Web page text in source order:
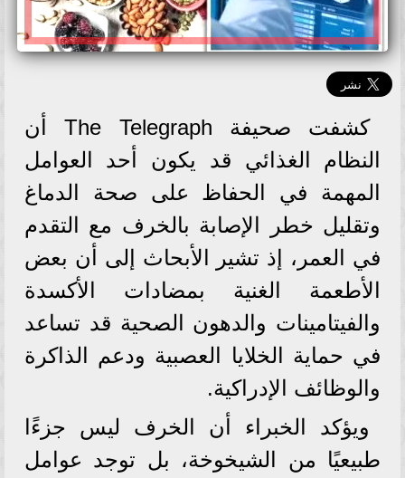
كشفت صحيفة The Telegraph أن
النظام الغذائي قد يكون أحد العوامل
المهمة في الحفاظ على صحة الدماغ
وتقليل خطر الإصابة بالخرف مع التقدم
في العمر، إذ تشير الأبحاث إلى أن بعض
الأطعمة الغنية بمضادات الأكسدة
والفيتامينات والدهون الصحية قد تساعد
في حماية الخلايا العصبية ودعم الذاكرة
والوظائف الإدراكية.
ويؤكد الخبراء أن الخرف ليس جزءًا
طبيعيًا من الشيخوخة، بل توجد عوامل